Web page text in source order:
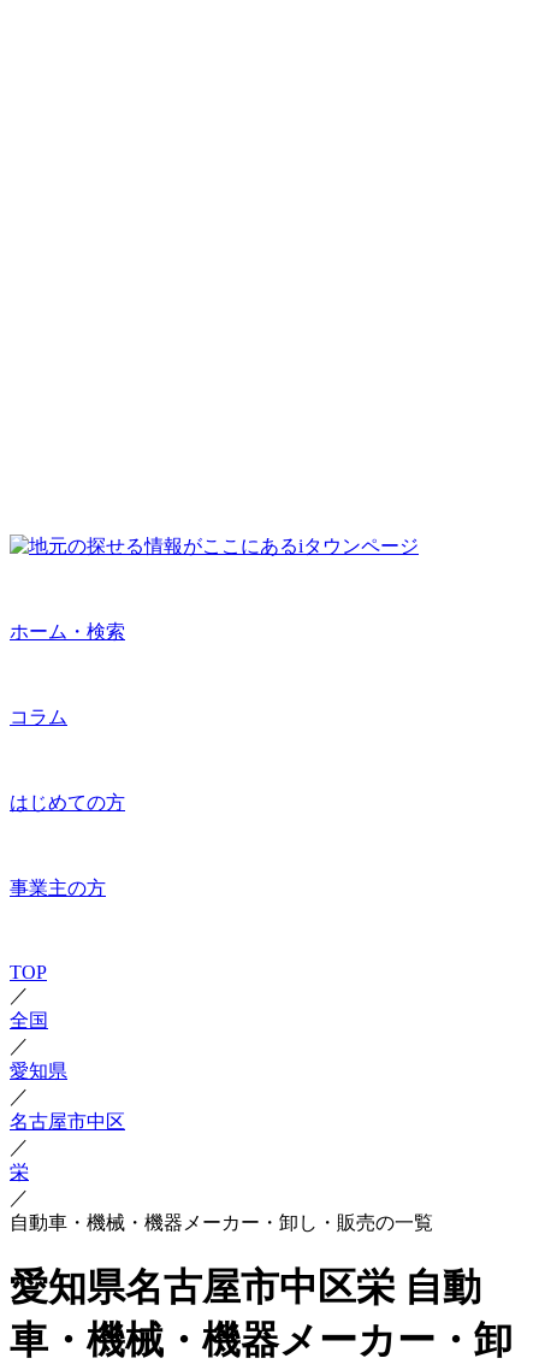
ホーム・検索
コラム
はじめての方
事業主の方
TOP
／
全国
／
愛知県
／
名古屋市中区
／
栄
／
自動車・機械・機器メーカー・卸し・販売の一覧
愛知県名古屋市中区栄 自動
車・機械・機器メーカー・卸